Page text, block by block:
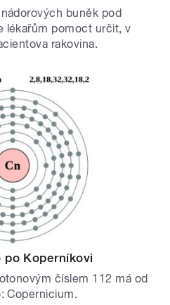
buněk pod
lékařům pomoct určit, v
rakovina.
po Koperníkovi
číslem 112 má od
Copernicium.